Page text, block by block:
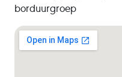
borduurgroep